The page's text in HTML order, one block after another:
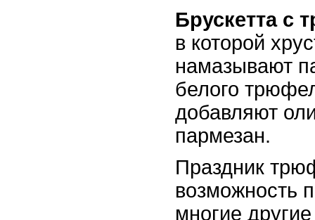
Брускетта с
в которой
намазывают
белого
добавляют
пармезан.
Праздник
возможность
многие